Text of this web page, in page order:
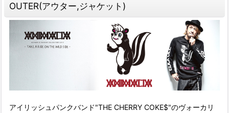
OUTER(アウター,ジャケット)
アイリッシュパンクバンド"THE CHERRY COKE$"のヴォーカリ